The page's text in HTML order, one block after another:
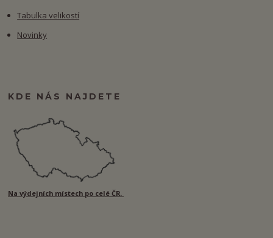
Tabulka velikostí
Novinky
KDE NÁS NAJDETE
Na výdejních místech po celé ČR.